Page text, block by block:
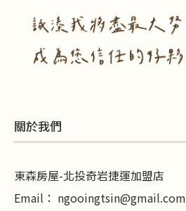
關於我們
東森房屋-北投奇岩捷運加盟店
Email： ngooingtsin@gmail.com